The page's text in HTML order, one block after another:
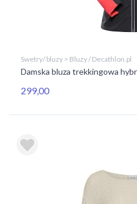
Swetry/ bluzy > Bluzy / Decathlon.pl
Damska bluza trekkingowa
299,00